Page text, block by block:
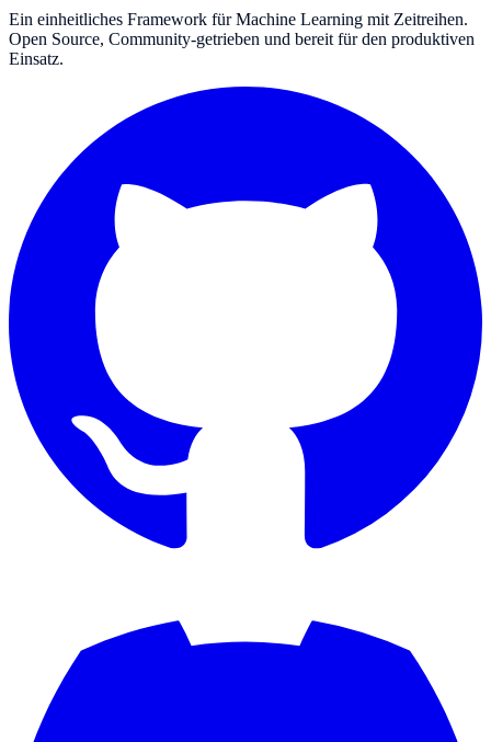
Ein einheitliches Framework für Machine Learning mit Zeitreihen.
Open Source, Community-getrieben und bereit für den produktiven
Einsatz.